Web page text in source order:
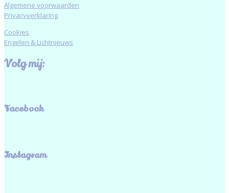
Algemene voorwaarden
Privacyverklaring
Cookies
Engelen & Lichtnieuws
Volg mij:
Facebook
Instagram